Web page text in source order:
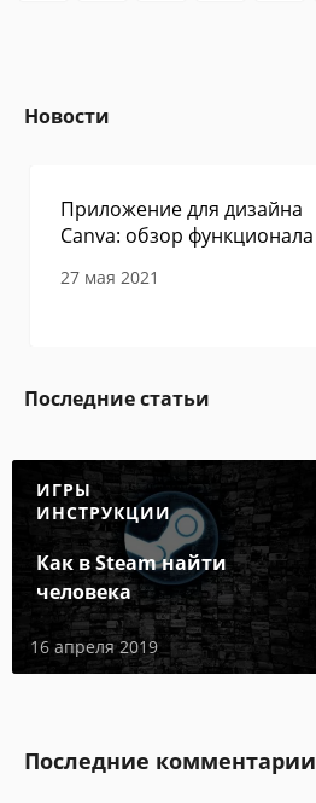
Новости
Приложение для дизайна
Canva: обзор функционала
27 мая 2021
Последние статьи
ИГРЫ
ИНСТРУКЦИИ
Как в Steam найти
человека
16 апреля 2019
Последние комментарии